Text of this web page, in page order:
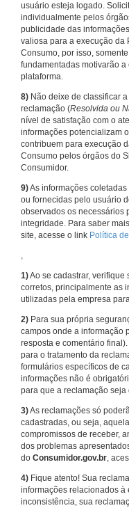
usuário esteja logado.
individualmente pelos
publicidade das
valiosa para a execução da
Consumo, por isso,
fundamentadas motivarão
plataforma.
8) Não deixe de classificar
reclamação (Resolvida ou
nível de satisfação com o
informações potencializam
contribuem para execução
Consumo pelos órgãos do
Consumidor.
9)As informações
ou fornecidas pelo usuário
observados os necessários
integridade. Para saber
site, acesse o link Política
,
1)Ao se cadastrar,
corretos, principalmente as
utilizadas pela empresa
2) Para sua própria
campos onde a informação
resposta e comentário
para o tratamento da
formulários específicos de
informações não é
para que a reclamação seja
3)As reclamações só
cadastradas, ou seja,
compromissos de receber,
dos problemas
do Consumidor.gov.br,
4) Fique atento! Sua
informações relacionados
inconsistência, sua